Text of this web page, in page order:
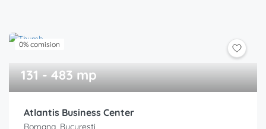
0% comision
131 - 483 mp
Atlantis Business Center
Romana, Bucuresti